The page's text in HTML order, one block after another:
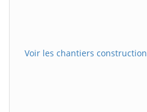
Voir les chantiers construction